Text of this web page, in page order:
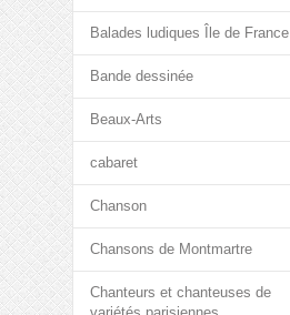
Balades ludiques Île de France
Bande dessinée
Beaux-Arts
cabaret
Chanson
Chansons de Montmartre
Chanteurs et chanteuses de